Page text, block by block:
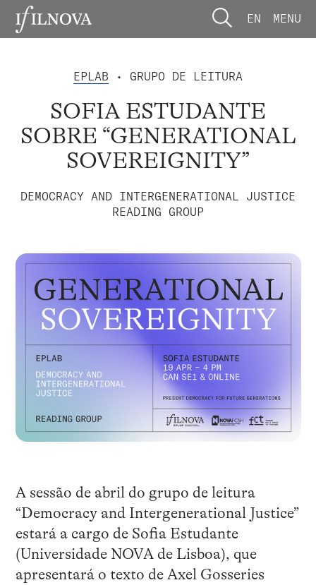
EN MENU
EPLAB • GRUPO DE LEITURA
SOFIA ESTUDANTE
SOBRE “GENERATIONAL
SOVEREIGNITY”
DEMOCRACY AND INTERGENERATIONAL JUSTICE
READING GROUP
A sessão de abril do grupo de leitura
“Democracy and Intergenerational Justice”
estará a cargo de Sofia Estudante
(Universidade NOVA de Lisboa), que
apresentará o texto de Axel Gosseries